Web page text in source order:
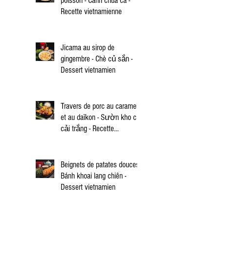
Recette vietnamienne
Jicama au sirop de
gingembre - Chè củ sắn -
Dessert vietnamien
Travers de porc au caramel
et au daïkon - Sườn kho củ
cải trắng - Recette
Beignets de patates douces -
Bánh khoai lang chiên -
Dessert vietnamien